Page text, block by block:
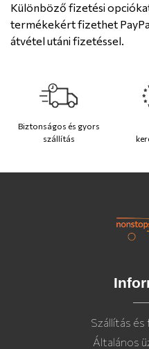
Különböző fizetési
termékekért fizethet
átvétel utáni fizetéssel.
Biztonságos és gyors
szállítás
Szállítás
Általános